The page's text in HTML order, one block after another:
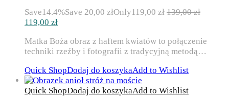
Save14.4%Save 20,00 złOnly119,00 zł 139,00zł
Pierwotna
wynosiła:
139,00 zł.
119,00 złAktualna
wynosi:
119,00 zł.
Matka Boża obraz z haftem kwiatów to połączenie
techniki rzeźby i fotografii z tradycyjną metodą…
Quick ShopDodaj do koszykaAdd to Wishlist
Quick ShopDodaj do koszykaAdd to Wishlist